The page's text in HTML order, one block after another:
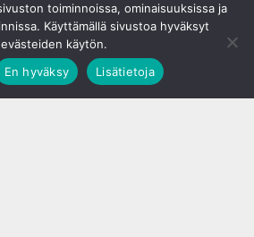
toiminnoissa, ominaisuuksissa ja
Käyttämällä sivustoa hyväksyt
evästeiden käytön.
En hyväksy Lisätietoja